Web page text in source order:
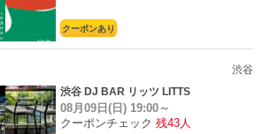
クーポンあり
渋谷
渋谷 DJ BAR リッツ LITTS
08月09日(日) 19:00～
クーポンチェック 残43人